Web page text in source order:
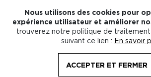
Nous utilisons des cookies pour
expérience utilisateur et améliorer
trouverez notre politique de traitement
suivant ce lien : En savoir
ACCEPTER ET FERMER